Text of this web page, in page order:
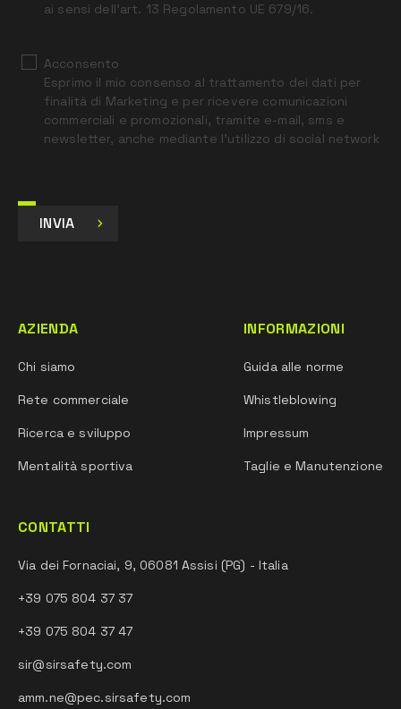
ai sensi dell’art. 13 Regolamento UE 679/16.
Acconsento
Esprimo il mio consenso al trattamento dei dati per
finalità di Marketing e per ricevere comunicazioni
commerciali e promozionali, tramite e-mail, sms e
newsletter, anche mediante l’utilizzo di social network
INVIA
AZIENDA
Chi siamo
Rete commerciale
Ricerca e sviluppo
Mentalità sportiva
INFORMAZIONI
Guida alle norme
Whistleblowing
Impressum
Taglie e Manutenzione
CONTATTI
Via dei Fornaciai, 9, 06081 Assisi (PG) - Italia
+39 075 804 37 37
+39 075 804 37 47
sir@sirsafety.com
amm.ne@pec.sirsafety.com